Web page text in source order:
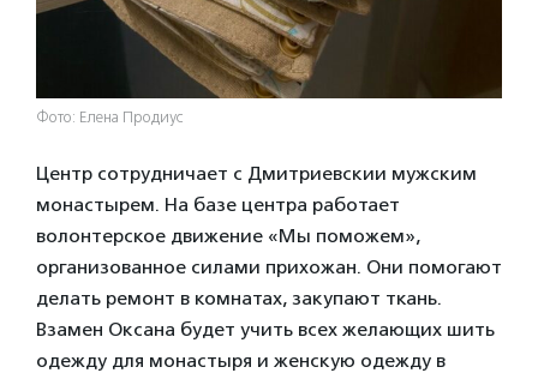
Фото: Елена Продиус
Центр сотрудничает с Дмитриевскии мужским
монастырем. На базе центра работает
волонтерское движение «Мы поможем»,
организованное силами прихожан. Они помогают
делать ремонт в комнатах, закупают ткань.
Взамен Оксана будет учить всех желающих шить
одежду для монастыря и женскую одежду в